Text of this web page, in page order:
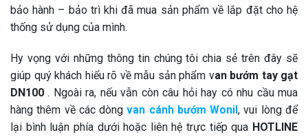
bảo hành – bảo trì khi đã mua sản phẩm về lắp đặt cho hệ
thống sử dụng của mình.
Hy vọng với những thông tin chúng tôi chia sẻ trên đây sẽ
giúp quý khách hiểu rõ về mẫu sản phẩm van bướm tay gạt
DN100. Ngoài ra, nếu vẫn còn câu hỏi hay có nhu cầu mua
hàng thêm về các dòngvan cánh bướm Wonil, vui lòng để
lại bình luận phía dưới hoặc liên hệ trực tiếp qua HOTLINE